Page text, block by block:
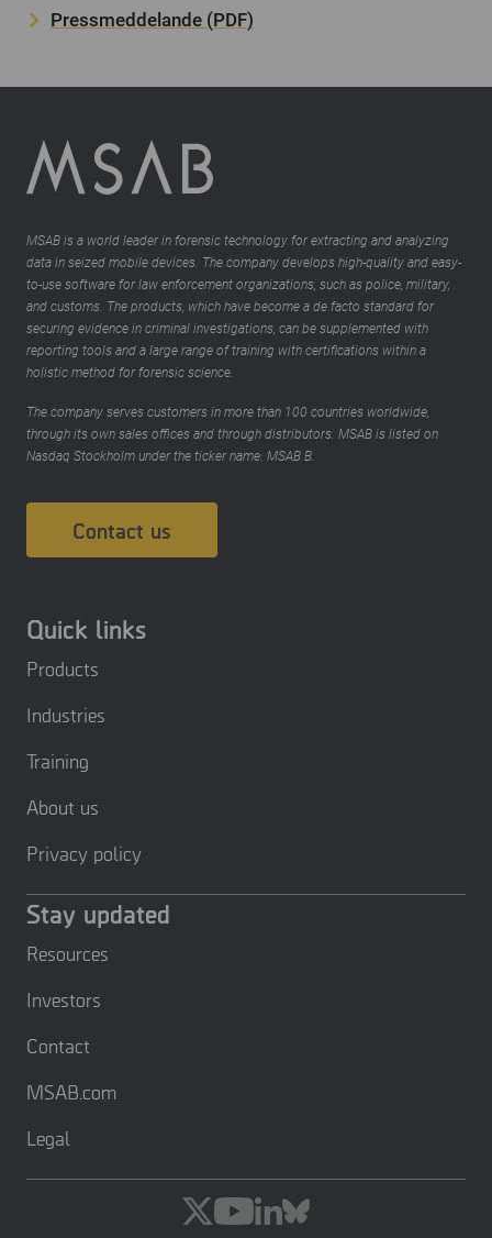
Pressmeddelande (PDF)
MSAB is a world leader in forensic technology for extracting and analyzing
data in seized mobile devices. The company develops high-quality and easy-
to-use software for law enforcement organizations, such as police, military,
and customs. The products, which have become a de facto standard for
securing evidence in criminal investigations, can be supplemented with
reporting tools and a large range of training with certifications within a
holistic method for forensic science.
The company serves customers in more than 100 countries worldwide,
through its own sales offices and through distributors. MSAB is listed on
Nasdaq Stockholm under the ticker name: MSAB B.
Contact us
Quick links
Products
Industries
Training
About us
Privacy policy
Stay updated
Resources
Investors
Contact
MSAB.com
Legal